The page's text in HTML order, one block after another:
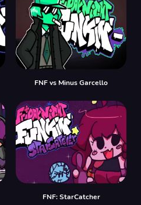
FNF vs Minus Garcello
FNF: StarCatcher